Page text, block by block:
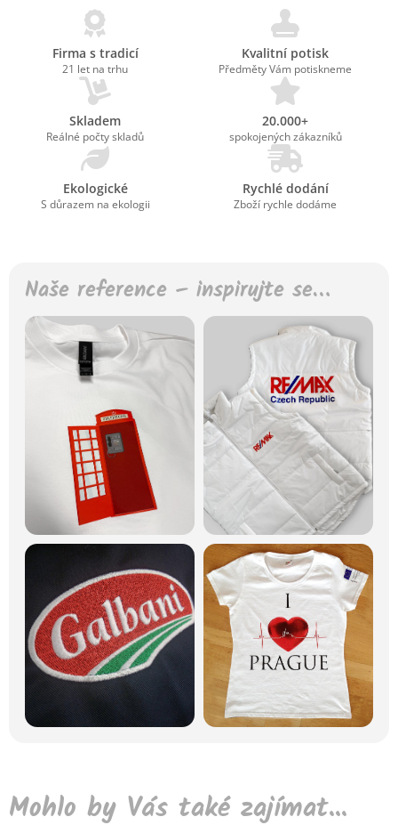
Firma s tradicí
21 let na trhu
Kvalitní potisk
Předměty Vám potiskneme
Skladem
Reálné počty skladů
20.000+
spokojených zákazníků
Ekologické
S důrazem na ekologii
Rychlé dodání
Zboží rychle dodáme
Naše reference – inspirujte se…
Mohlo by Vás také zajímat...